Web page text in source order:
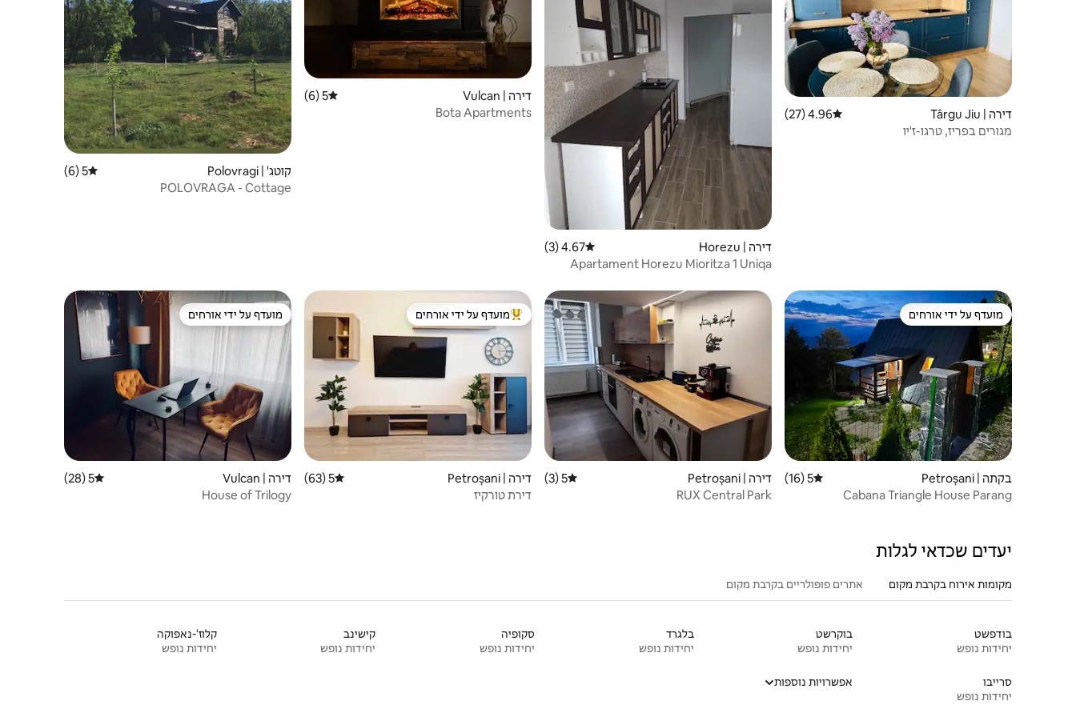
דירה | Târgu Jiu דירוג ממוצע של 4.96 מתוך 5, 27 ביקורות
4.96 (27)
מגורים בפריז, טרגו-ז'יו
דירה | Horezu דירוג ממוצע של 4.67 מתוך 5, 3 ביקורות
4.67 (3)
Apartament Horezu Mioritza 1 Uniqa
דירה | Vulcan דירוג ממוצע של 5 מתוך 5, 6 ביקורות
5 (6)
Bota Apartments
קוטג' | Polovragi דירוג ממוצע של 5 מתוך 5, 6 ביקורות
5 (6)
POLOVRAGA - Cottage
מועדף על ידי אורחים
מועדף על ידי אורחים
בקתה | Petroșani דירוג ממוצע של 5 מתוך 5, 16 ביקורות
5 (16)
Cabana Triangle House Parang
דירה | Petroșani דירוג ממוצע של 5 מתוך 5, 3 ביקורות
5 (3)
RUX Central Park
מוביל בקרב נכסים מועדפים על ידי אורחים
מועדף על ידי אורחים
דירה | Petroșani דירוג ממוצע של 5 מתוך 5, 63 ביקורות
5 (63)
דירת טורקיז
מועדף על ידי אורחים
מועדף על ידי אורחים
דירה | Vulcan דירוג ממוצע של 5 מתוך 5, 28 ביקורות
5 (28)
House of Trilogy
יעדים שכדאי לגלות
מקומות אירוח בקרבת מקום אתרים פופולריים בקרבת מקום
בודפשט
יחידות נופש
בוקרשט
יחידות נופש
בלגרד
יחידות נופש
סקופיה
יחידות נופש
קישינב
יחידות נופש
קלוז'-נאפוקה
יחידות נופש
סרייבו
יחידות נופש
אפשרויות נוספות